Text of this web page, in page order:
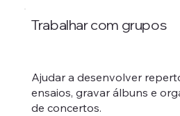
Ajudar a desenvolver
ensaios, gravar álbuns e
de concertos.
Trabalhar com grupos